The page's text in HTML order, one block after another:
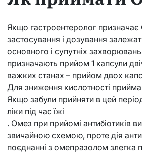
Якщо гастроентеролог
застосування і дозування
основного і супутніх
призначають прийом 1 капсули
важких станах – прийом двох
Для зниження кислотності
Якщо забули прийняти в цей
ліки під час їжі
. Омез при прийомі антибіотиків
звичайною схемою, проте дія
поєднанні з омепразолом злегка